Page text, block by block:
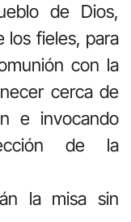
de Dios,
los fieles, para
con la
cerca de
e invocando
de la
la misa sin